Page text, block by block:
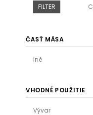
FILTER
ČASŤ MÄSA
Iné
VHODNÉ POUŽITIE
Vývar